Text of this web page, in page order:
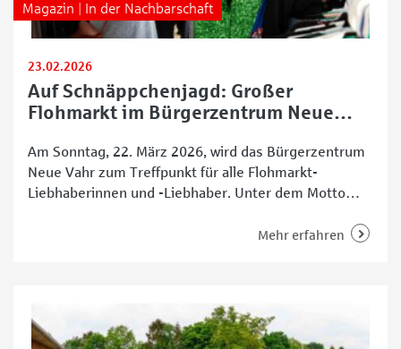
Magazin | In der Nachbarschaft
23.02.2026
Auf Schnäppchenjagd: Großer
Flohmarkt im Bürgerzentrum Neue
Am Sonntag, 22. März 2026, wird das Bürgerzentrum
Neue Vahr zum Treffpunkt für alle Flohmarkt-
Liebhaberinnen und -Liebhaber. Unter dem Motto
zwei Themen-Flohmärkte an einem Tag statt. Die
Kinderflohmarkt zum „KauFRAUsch“ Der
Mehr erfahren